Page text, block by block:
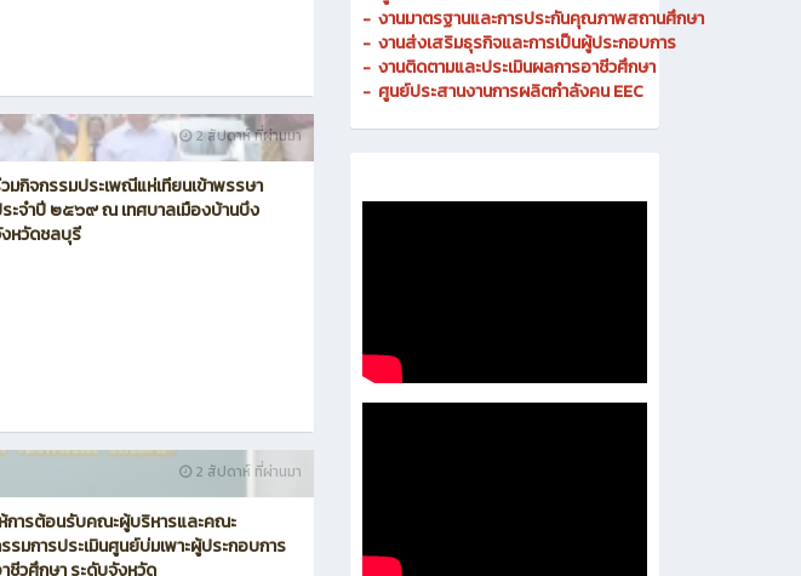
- งานพัฒนายุทธศาสตร์แผนงานและงบประมาณ
- งานส่งเสริมการวิจัยนวัตกรรมและสิ่งประดิษฐ์
- ศูนย์ดิจิทัลและสื่อสารองค์กร